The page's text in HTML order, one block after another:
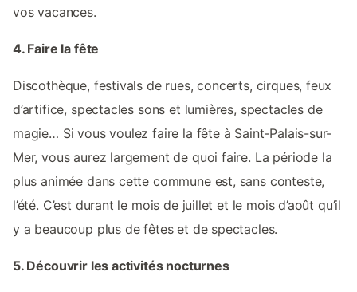
vos vacances.
4. Faire la fête
Discothèque, festivals de rues, concerts, cirques, feux
d’artifice, spectacles sons et lumières, spectacles de
magie… Si vous voulez faire la fête à Saint-Palais-sur-
Mer, vous aurez largement de quoi faire. La période la
plus animée dans cette commune est, sans conteste,
l’été. C’est durant le mois de juillet et le mois d’août qu’il
y a beaucoup plus de fêtes et de spectacles.
5. Découvrir les activités nocturnes